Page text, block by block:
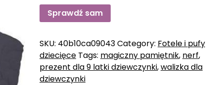
Sprawdź sam
SKU: 40b10ca09043Category: Fotele i pufy
dziecięce Tags: magiczny pamiętnik, nerf,
prezent dla 9 latki dziewczynki,walizka dla
dziewczynki